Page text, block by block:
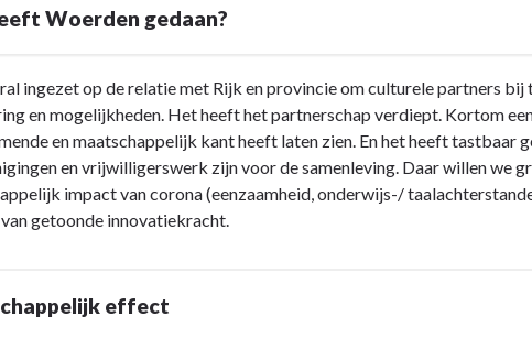
Woerden gedaan?
ingezet op de relatie met Rijk en provincie om culturele partners bij
en mogelijkheden. Het heeft het partnerschap verdiept. Kortom
en maatschappelijk kant heeft laten zien. En het heeft tastbaar
en vrijwilligerswerk zijn voor de samenleving. Daar willen we
impact van corona (eenzaamheid, onderwijs-/
getoonde innovatiekracht.
effect